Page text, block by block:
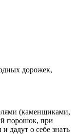
дорожек,
(каменщиками,
порошок, при
дадут о себе знать